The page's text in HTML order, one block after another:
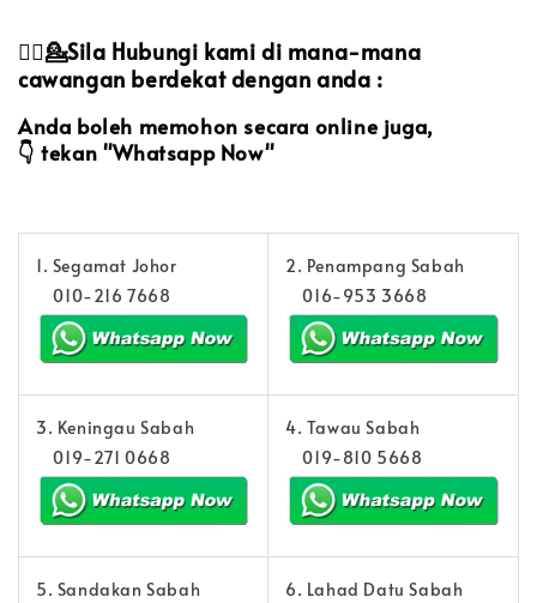
💁‍♀️💁Sila Hubungi kami di mana-mana
cawangan berdekat dengan anda :
Anda boleh memohon secara online juga,
👇 tekan "Whatsapp Now"
1. Segamat Johor
010-216 7668
2. Penampang Sabah
016-953 3668
3. Keningau Sabah
019-271 0668
4. Tawau Sabah
019-810 5668
5. Sandakan Sabah
6. Lahad Datu Sabah